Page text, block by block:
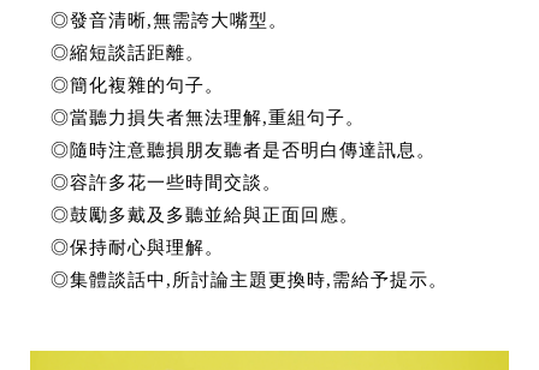
◎發音清晰,無需誇大嘴型。
◎縮短談話距離。
◎簡化複雜的句子。
◎當聽力損失者無法理解,重組句子。
◎隨時注意聽損朋友聽者是否明白傳達訊息。
◎容許多花一些時間交談。
◎鼓勵多戴及多聽並給與正面回應。
◎保持耐心與理解。
◎集體談話中,所討論主題更換時,需給予提示。